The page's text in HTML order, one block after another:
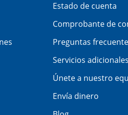
Estado de cuenta
Comprobante de
Preguntas
Servicios adicionales
Únete a nuestro
Envía dinero